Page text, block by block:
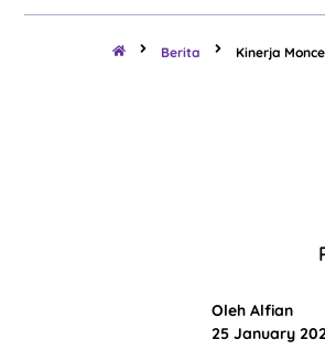
Berita Kinerja
Oleh Alfian
25 January